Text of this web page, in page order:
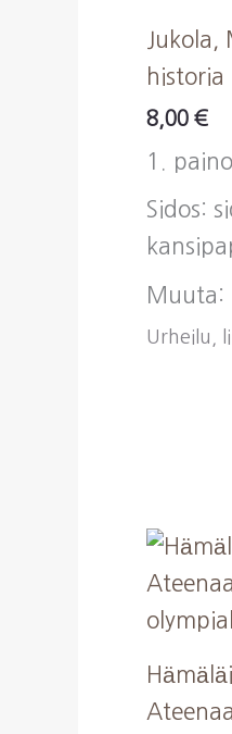
historia
8,00 €
1.
Sidos:
Muuta:
Urheilu,